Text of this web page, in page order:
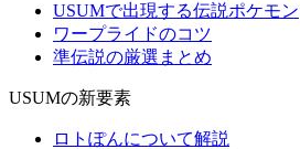
USUMで出現する伝説ポケモン
ワープライドのコツ
準伝説の厳選まとめ
USUMの新要素
ロトぽんについて解説